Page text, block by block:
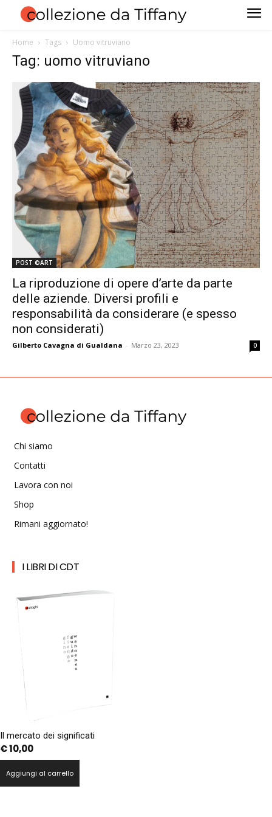
Home Tags Uomo vitruviano
Tag: uomo vitruviano
POST ©ART
La riproduzione di opere d’arte da parte
delle aziende. Diversi profili e
responsabilità da considerare (e spesso
non considerati)
Gilberto Cavagna di Gualdana - Marzo 23, 2023 0
Chi siamo
Contatti
Lavora con noi
Shop
Rimani aggiornato!
I LIBRI DI CDT
Il mercato dei significati
€10,00
Aggiungi al carrello